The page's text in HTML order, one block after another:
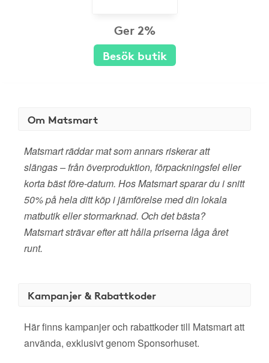
Ger 2%
Besök butik
Om Matsmart
Matsmart räddar mat som annars riskerar att
slängas – från överproduktion, förpackningsfel eller
korta bäst före-datum. Hos Matsmart sparar du i snitt
50% på hela ditt köp i jämförelse med din lokala
matbutik eller stormarknad. Och det bästa?
Matsmart strävar efter att hålla priserna låga året
runt.
Kampanjer & Rabattkoder
Här finns kampanjer och rabattkoder till Matsmart att
använda, exklusivt genom Sponsorhuset.